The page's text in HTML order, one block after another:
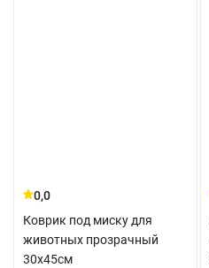
0,0
Коврик под миску для
животных прозрачный
30x45см